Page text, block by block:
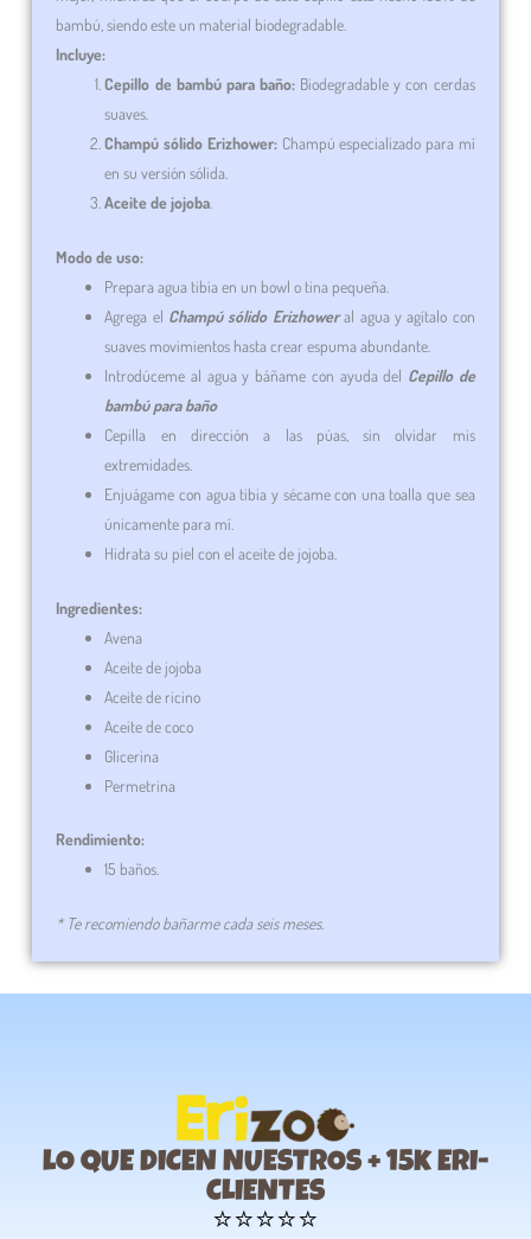
bambú, siendo este un material biodegradable.
Incluye:
Cepillo de bambú para baño: Biodegradable y con cerdas
suaves.
Champú sólido Erizhower: Champú especializado para mí
en su versión sólida.
Aceite de jojoba.
Modo de uso:
Prepara agua tibia en un bowl o tina pequeña.
Agrega el Champú sólido Erizhower al agua y agítalo con
suaves movimientos hasta crear espuma abundante.
Introdúceme al agua y báñame con ayuda del Cepillo de
bambú para baño
Cepilla en dirección a las púas, sin olvidar mis
extremidades.
Enjuágame con agua tibia y sécame con una toalla que sea
únicamente para mí.
Hidrata su piel con el aceite de jojoba.
Ingredientes:
Avena
Aceite de jojoba
Aceite de ricino
Aceite de coco
Glicerina
Permetrina
Rendimiento:
15 baños.
* Te recomiendo bañarme cada seis meses.
lO QUE DICEN NUESTROS + 15k ERI-
CLIENTES
⭐⭐⭐⭐⭐